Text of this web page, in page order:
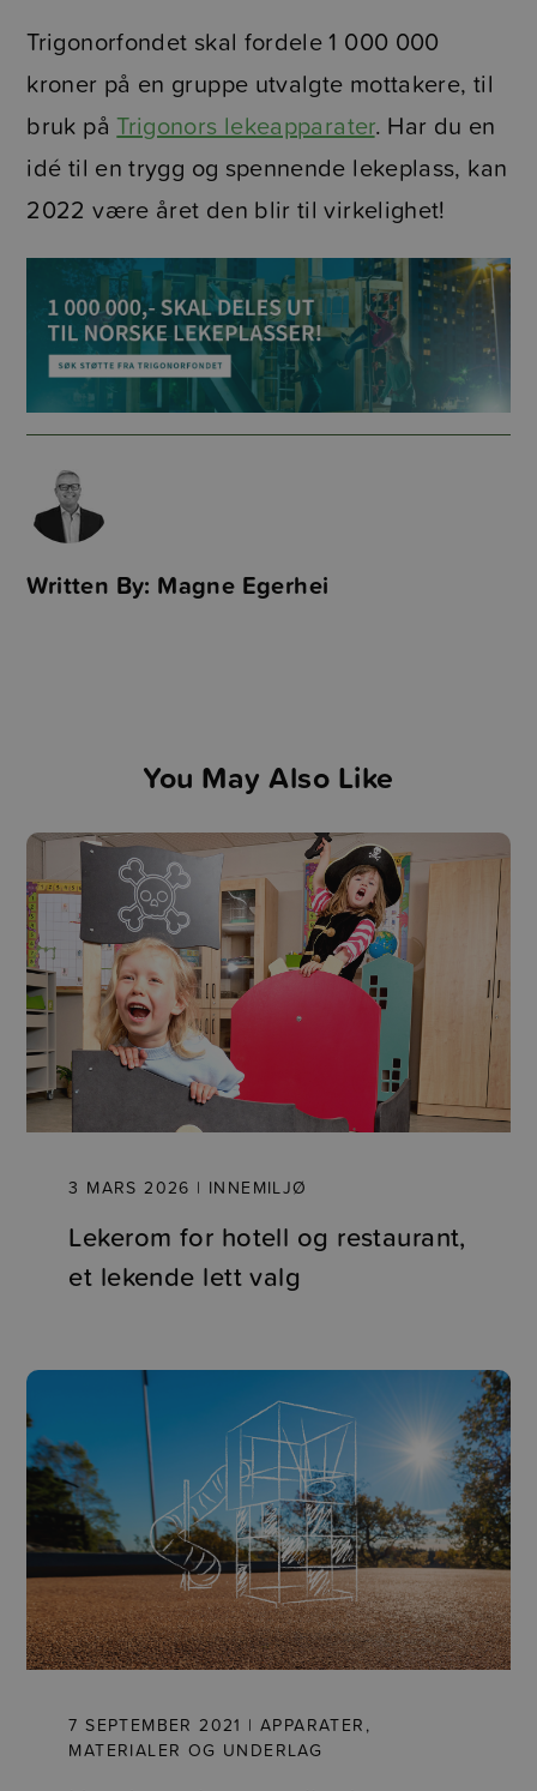
Trigonorfondet skal fordele 1 000 000
kroner på en gruppe utvalgte mottakere, til
bruk på Trigonors lekeapparater. Har du en
idé til en trygg og spennende lekeplass, kan
2022 være året den blir til virkelighet!
Written By: Magne Egerhei
You May Also Like
3 MARS 2026 | INNEMILJØ
Lekerom for hotell og restaurant,
et lekende lett valg
7 SEPTEMBER 2021 | APPARATER,
MATERIALER OG UNDERLAG